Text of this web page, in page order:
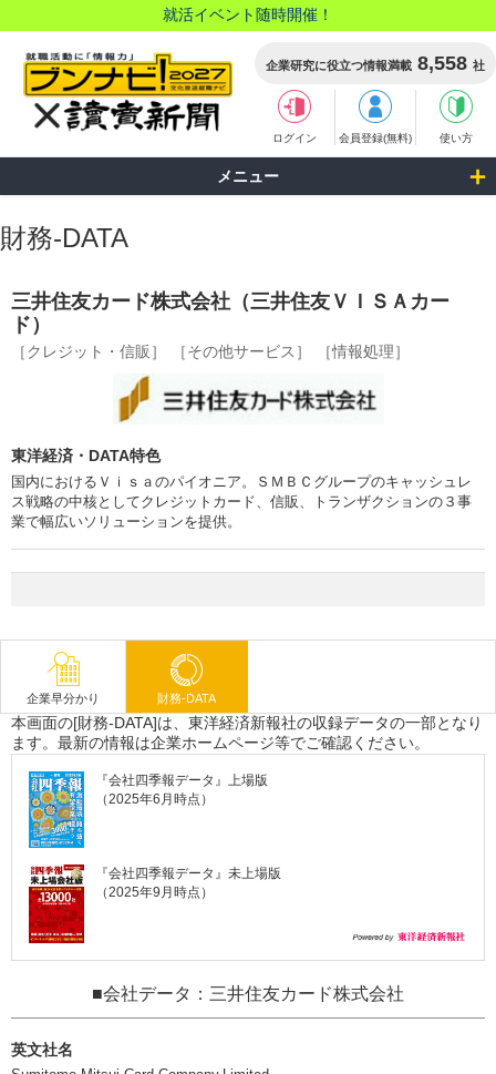
就活イベント随時開催！
企業研究に役立つ情報満載 8,558 社
ログイン 会員登録(無料) 使い方
メニュー
財務-DATA
三井住友カード株式会社（三井住友ＶＩＳＡカー
ド）
［クレジット・信販］ ［その他サービス］ ［情報処理］
東洋経済・DATA特色
国内におけるＶｉｓａのパイオニア。ＳＭＢＣグループのキャッシュレ
ス戦略の中核としてクレジットカード、信販、トランザクションの３事
業で幅広いソリューションを提供。
企業早分かり 財務-DATA
本画面の[財務-DATA]は、東洋経済新報社の収録データの一部となり
ます。最新の情報は企業ホームページ等でご確認ください。
『会社四季報データ』上場版
（2025年6月時点）
『会社四季報データ』未上場版
（2025年9月時点）
■会社データ：三井住友カード株式会社
英文社名